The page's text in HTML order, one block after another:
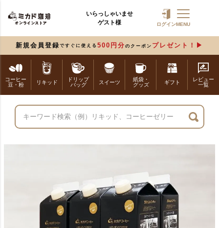
いらっしゃいませ
ゲスト様
ログインMENU
新規会員登録 ですぐに使える 500円分 のクーポン プレゼント！
コーヒー
豆・粉
リキッド
ドリップ
バッグ
スイーツ
紙袋・
グッズ
ギフト
レビュー
一覧